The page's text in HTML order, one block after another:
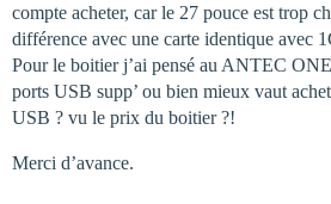
compte acheter, car le 27 pouce est trop
différence avec une carte identique avec
Pour le boitier j’ai pensé au ANTEC
ports USB supp’ ou bien mieux vaut
USB ? vu le prix du boitier ?!
Merci d’avance.